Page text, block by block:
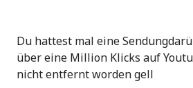
Du hattest mal eine
über eine Million Klicks auf
nicht entfernt worden gell